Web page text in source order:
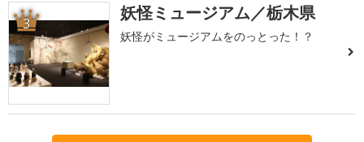
3 妖怪ミュージアム／栃木県
妖怪がミュージアムをのっとった！？